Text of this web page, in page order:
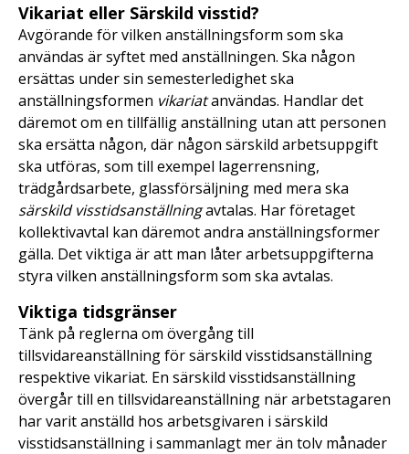
Vikariat eller Särskild visstid?
Avgörande för vilken anställningsform som ska
användas är syftet med anställningen. Ska någon
ersättas under sin semesterledighet ska
anställningsformen vikariatanvändas. Handlar det
däremot om en tillfällig anställning utan att personen
ska ersätta någon, där någon särskild arbetsuppgift
ska utföras, som till exempel lagerrensning,
trädgårdsarbete, glassförsäljning med mera ska
särskild visstidsanställningavtalas. Har företaget
kollektivavtal kan däremot andra anställningsformer
gälla. Det viktiga är att man låter arbetsuppgifterna
styra vilken anställningsform som ska avtalas.
Viktiga tidsgränser
Tänk på reglerna om övergång till
tillsvidareanställning för särskild visstidsanställning
respektive vikariat. En särskild visstidsanställning
övergår till en tillsvidareanställning när arbetstagaren
har varit anställd hos arbetsgivaren i särskild
visstidsanställning i sammanlagt mer än tolv månader